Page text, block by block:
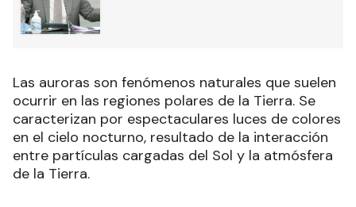
Las auroras son fenómenos naturales que suelen
ocurrir en las regiones polares de la Tierra. Se
caracterizan por espectaculares luces de colores
en el cielo nocturno, resultado de la interacción
entre partículas cargadas del Sol y la atmósfera
de la Tierra.